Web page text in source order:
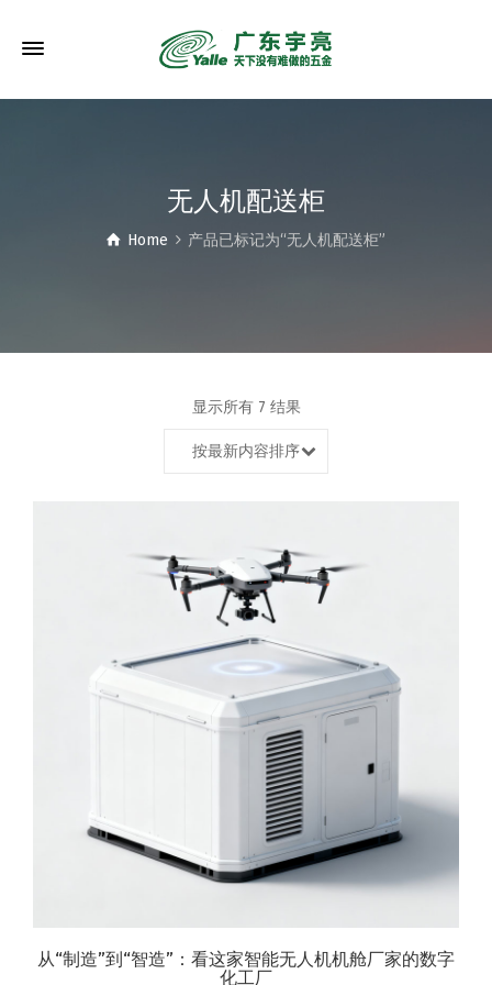
无人机配送柜
Home 产品已标记为“无人机配送柜”
显示所有 7 结果
按最新内容排序
从“制造”到“智造”：看这家智能无人机机舱厂家的数字
化工厂